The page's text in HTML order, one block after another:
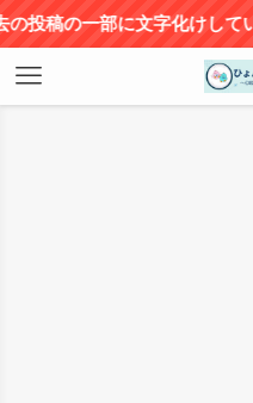
の一部に文字化けしてい